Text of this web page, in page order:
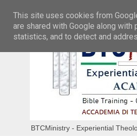
BTCMinistry - Experiential
This site uses cookies from
are shared with Google along
statistics, and to detect and